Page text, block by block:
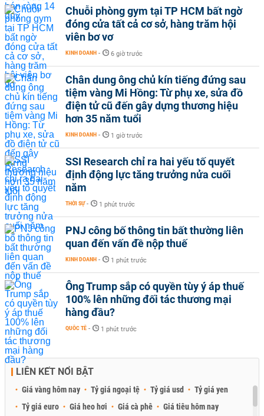
Chuỗi phòng gym tại TP HCM bất ngờ
đóng cửa tất cả cơ sở, hàng trăm hội
viên bơ vơ
KINH DOANH - 6 giờ trước
Chân dung ông chủ kín tiếng đứng sau
tiệm vàng Mi Hồng: Từ phụ xe, sửa đồ
điện tử cũ đến gây dựng thương hiệu
hơn 35 năm tuổi
KINH DOANH - 1 giờ trước
SSI Research chỉ ra hai yếu tố quyết
định động lực tăng trưởng nửa cuối
năm
THỜI SỰ - 1 phút trước
PNJ công bố thông tin bất thường liên
quan đến vấn đề nộp thuế
KINH DOANH - 1 phút trước
Ông Trump sắp có quyền tùy ý áp thuế
100% lên những đối tác thương mại
hàng đầu?
QUỐC TẾ - 1 phút trước
LIÊN KẾT NỔI BẬT
Giá vàng hôm nay Tỷ giá ngoại tệ Tỷ giá usd
Tỷ giá yen
Tỷ giá euro
Giá heo hơi Giá cà phê Giá tiêu hôm nay